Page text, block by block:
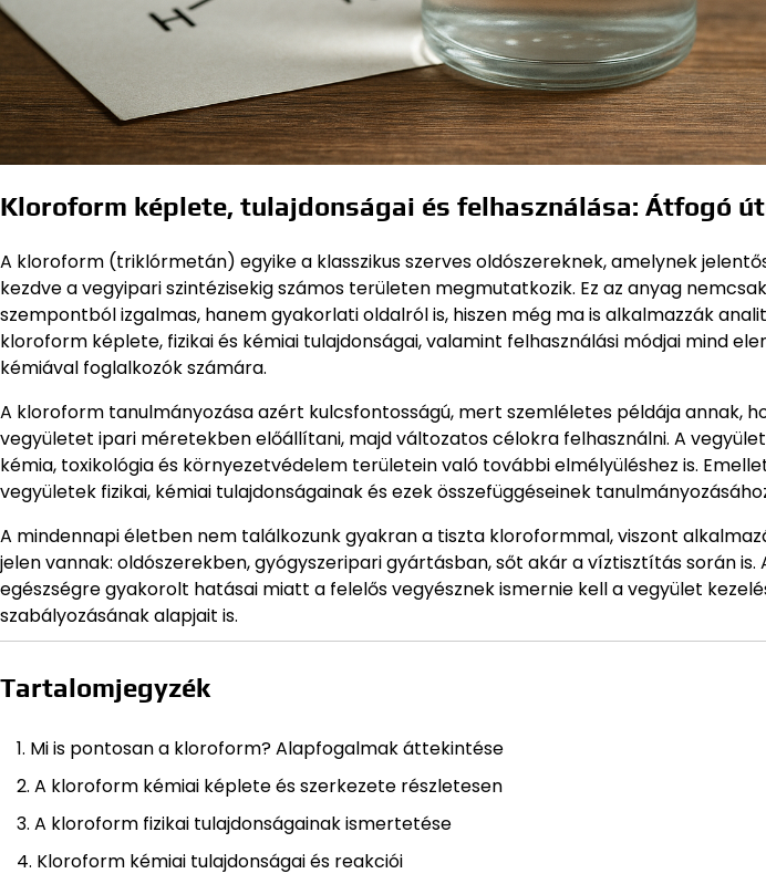
Kloroform képlete, tulajdonságai és felhasználása: Átfogó
A kloroform (triklórmetán) egyike a klasszikus szerves oldószereknek, amelynek
kezdve a vegyipari szintézisekig számos területen megmutatkozik. Ez az anyag
szempontból izgalmas, hanem gyakorlati oldalról is, hiszen még ma is alkalmazzák
kloroform képlete, fizikai és kémiai tulajdonságai, valamint felhasználási módjai mind
kémiával foglalkozók számára.
A kloroform tanulmányozása azért kulcsfontosságú, mert szemléletes példája annak,
vegyületet ipari méretekben előállítani, majd változatos célokra felhasználni. A
kémia, toxikológia és környezetvédelem területein való további elmélyüléshez is.
vegyületek fizikai, kémiai tulajdonságainak és ezek összefüggéseinek
A mindennapi életben nem találkozunk gyakran a tiszta kloroformmal, viszont
jelen vannak: oldószerekben, gyógyszeripari gyártásban, sőt akár a víztisztítás során
egészségre gyakorolt hatásai miatt a felelős vegyésznek ismernie kell a vegyület
szabályozásának alapjait is.
Tartalomjegyzék
Mi is pontosan a kloroform? Alapfogalmak áttekintése
A kloroform kémiai képlete és szerkezete részletesen
A kloroform fizikai tulajdonságainak ismertetése
Kloroform kémiai tulajdonságai és reakciói